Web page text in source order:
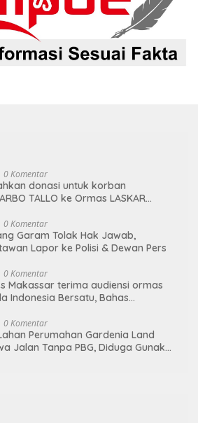
0 Komentar
donasi untuk korban
TALLO ke Ormas LASKAR
0 Komentar
Garam Tolak Hak Jawab,
Lapor ke Polisi & Dewan Pers
0 Komentar
Makassar terima audiensi ormas
Indonesia Bersatu, Bahas
0 Komentar
Perumahan Gardenia Land
Jalan Tanpa PBG, Diduga Gunakan